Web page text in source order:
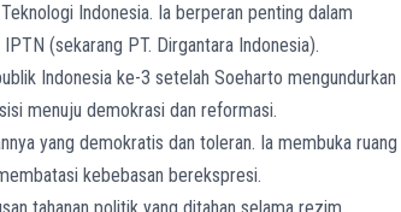
Indonesia. Ia berperan penting dalam
(sekarang PT. Dirgantara Indonesia).
Indonesia ke-3 setelah Soeharto mengundurkan
menuju demokrasi dan reformasi.
yang demokratis dan toleran. Ia membuka ruang
kebebasan berekspresi.